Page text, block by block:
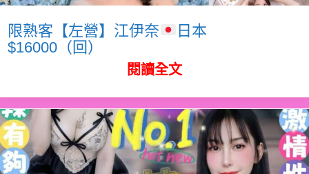
限熟客【左營】江伊奈
日本
$16000（回）
閱讀全文